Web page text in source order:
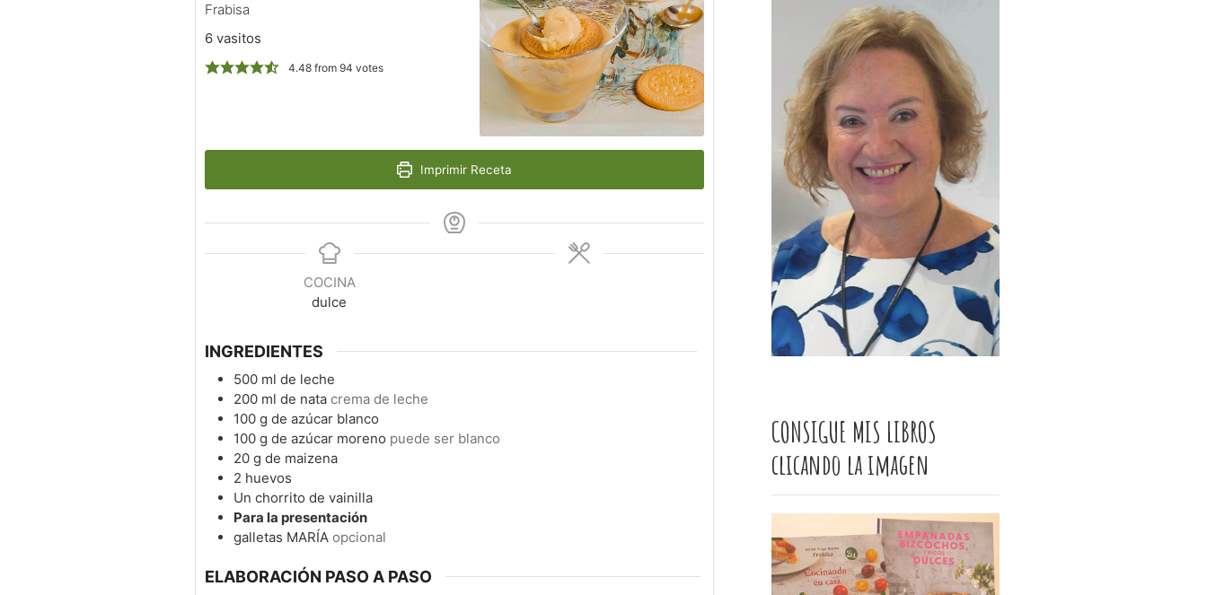
Frabisa
6 vasitos
4.48from 94 votes
Imprimir Receta
COCINA
dulce
INGREDIENTES
500 ml de leche
200 ml de nata crema de leche
100 g de azúcar blanco
100 g de azúcar moreno puede ser blanco
20 g de maizena
2 huevos
Un chorrito de vainilla
Para la presentación
galletas MARÍA opcional
ELABORACIÓN PASO A PASO
CONSIGUE MIS LIBROS
clicando la imagen